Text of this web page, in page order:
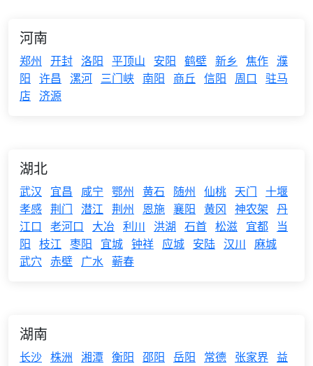
河南
郑州 开封 洛阳 平顶山 安阳 鹤壁 新乡 焦作 濮
阳 许昌 漯河 三门峡 南阳 商丘 信阳 周口
驻马
店 济源
湖北
武汉 宜昌 咸宁 鄂州 黄石 随州 仙桃 天门 十堰
孝感 荆门 潜江 荆州 恩施 襄阳 黄冈 神农架 丹
江口
老河口 大冶 利川 洪湖 石首 松滋 宜都
当
阳 枝江 枣阳 宜城 钟祥 应城 安陆 汉川 麻城
武穴 赤壁 广水 蕲春
湖南
长沙 株洲 湘潭 衡阳 邵阳 岳阳 常德 张家界
益